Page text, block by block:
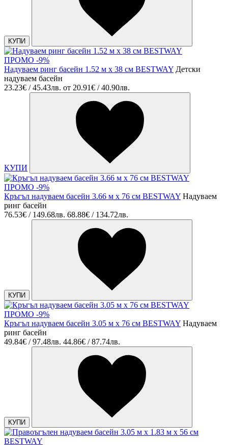
КУПИ
ПРОМО -9%
Надуваем ринг басейн 1.52 м х 38 см BESTWAY Детски
надуваем басейн
23.23€ / 45.43лв. от 20.91€ / 40.90лв.
КУПИ
ПРОМО -9%
Кръгъл надуваем басейн 3.66 м x 76 см BESTWAY Надуваем
ринг басейн
76.53€ / 149.68лв. 68.88€ / 134.72лв.
КУПИ
ПРОМО -9%
Кръгъл надуваем басейн 3.05 м x 76 см BESTWAY Надуваем
ринг басейн
49.84€ / 97.48лв. 44.86€ / 87.74лв.
КУПИ